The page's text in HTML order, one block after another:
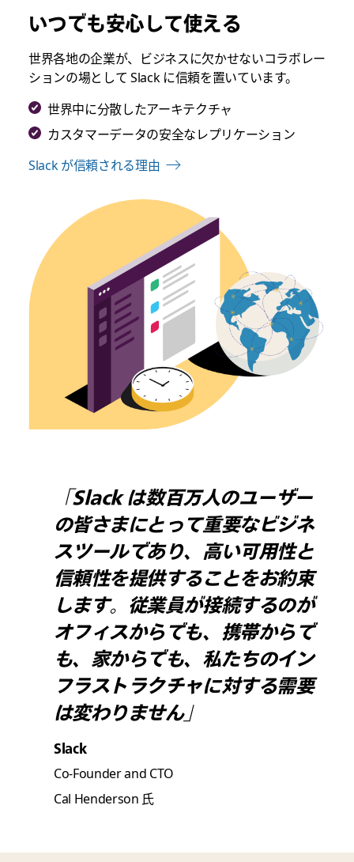
いつでも安心して使える
世界各地の企業が、ビジネスに欠かせないコラボレー
ションの場として Slack に信頼を置いています。
世界中に分散したアーキテクチャ
カスタマーデータの安全なレプリケーション
Slack が信頼される理由
「Slack は数百万人のユーザー
の皆さまにとって重要なビジネ
スツールであり、高い可用性と
信頼性を提供することをお約束
します。従業員が接続するのが
オフィスからでも、携帯からで
も、家からでも、私たちのイン
フラストラクチャに対する需要
は変わりません」
Slack
Co-Founder and CTO
Cal Henderson 氏